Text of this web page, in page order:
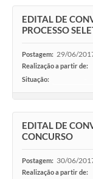
EDITAL DE
PROCESSO
Postagem: 29/06/
Realização a partir de:
Situação:
EDITAL DE
CONCURSO
Postagem: 30/06/
Realização a partir de: